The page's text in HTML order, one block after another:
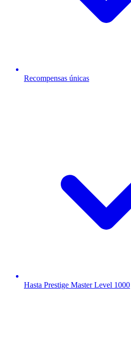
Recompensas únicas
Hasta Prestige Master Level 1000